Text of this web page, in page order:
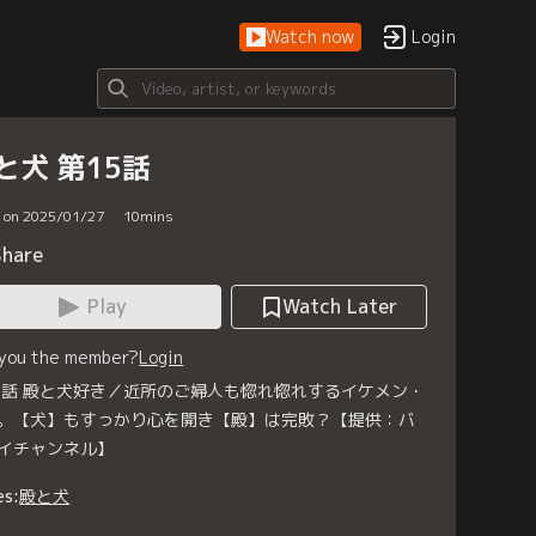
Watch now Login
犬 第15話
on 2025/01/27 10mins
Play
Watch Later
the member?Login
殿と犬好き／近所のご婦人も惚れ惚れするイケメン・
【犬】もすっかり心を開き【殿】は完敗？【提供：バ
チャンネル】
殿と犬